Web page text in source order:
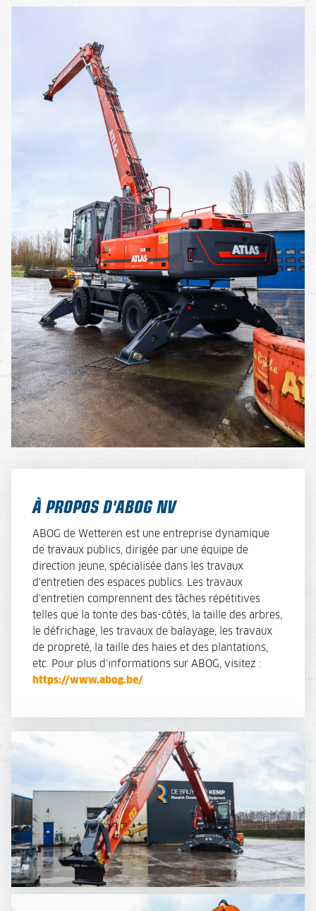
À PROPOS D'ABOG NV
ABOG de Wetteren est une entreprise dynamique
de travaux publics, dirigée par une équipe de
direction jeune, spécialisée dans les travaux
d'entretien des espaces publics. Les travaux
d'entretien comprennent des tâches répétitives
telles que la tonte des bas-côtés, la taille des arbres,
le défrichage, les travaux de balayage, les travaux
de propreté, la taille des haies et des plantations,
etc. Pour plus d'informations sur ABOG, visitez :
https://www.abog.be/